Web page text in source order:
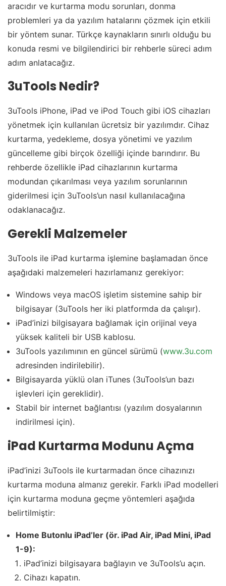
aracıdır ve kurtarma modu sorunları, donma
problemleri ya da yazılım hatalarını çözmek için etkili
bir yöntem sunar. Türkçe kaynakların sınırlı olduğu bu
konuda resmi ve bilgilendirici bir rehberle süreci adım
adım anlatacağız.
3uTools Nedir?
3uTools iPhone, iPad ve iPod Touch gibi iOS cihazları
yönetmek için kullanılan ücretsiz bir yazılımdır. Cihaz
kurtarma, yedekleme, dosya yönetimi ve yazılım
güncelleme gibi birçok özelliği içinde barındırır. Bu
rehberde özellikle iPad cihazlarının kurtarma
modundan çıkarılması veya yazılım sorunlarının
giderilmesi için 3uTools’un nasıl kullanılacağına
odaklanacağız.
Gerekli Malzemeler
3uTools ile iPad kurtarma işlemine başlamadan önce
aşağıdaki malzemeleri hazırlamanız gerekiyor:
Windows veya macOS işletim sistemine sahip bir
bilgisayar (3uTools her iki platformda da çalışır).
iPad’inizi bilgisayara bağlamak için orijinal veya
yüksek kaliteli bir USB kablosu.
3uTools yazılımının en güncel sürümü (www.3u.com
adresinden indirilebilir).
Bilgisayarda yüklü olan iTunes (3uTools’un bazı
işlevleri için gereklidir).
Stabil bir internet bağlantısı (yazılım dosyalarının
indirilmesi için).
iPad Kurtarma Modunu Açma
iPad’inizi 3uTools ile kurtarmadan önce cihazınızı
kurtarma moduna almanız gerekir. Farklı iPad modelleri
için kurtarma moduna geçme yöntemleri aşağıda
belirtilmiştir:
Home Butonlu iPad’ler (ör. iPad Air, iPad Mini, iPad
1-9):
iPad’inizi bilgisayara bağlayın ve 3uTools’u açın.
Cihazı kapatın.